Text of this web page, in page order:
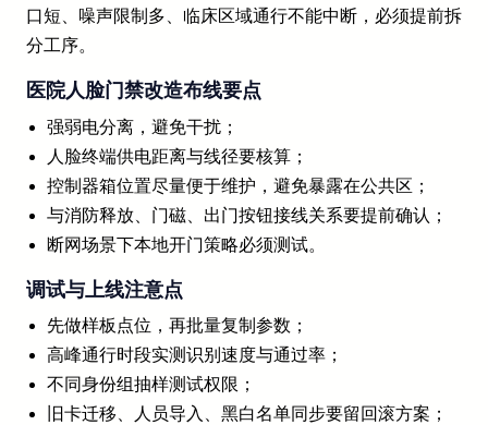
口短、噪声限制多、临床区域通行不能中断，必须提前拆
分工序。
医院人脸门禁改造布线要点
强弱电分离，避免干扰；
人脸终端供电距离与线径要核算；
控制器箱位置尽量便于维护，避免暴露在公共区；
与消防释放、门磁、出门按钮接线关系要提前确认；
断网场景下本地开门策略必须测试。
调试与上线注意点
先做样板点位，再批量复制参数；
高峰通行时段实测识别速度与通过率；
不同身份组抽样测试权限；
旧卡迁移、人员导入、黑白名单同步要留回滚方案；